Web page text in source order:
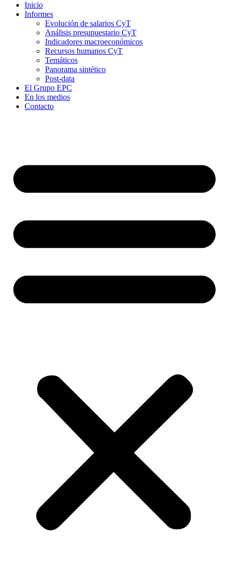
Inicio
Informes
Evolución de salarios CyT
Análisis presupuestario CyT
Indicadores macroeconómicos
Recursos humanos CyT
Temáticos
Panorama sintético
Post-data
El Grupo EPC
En los medios
Contacto